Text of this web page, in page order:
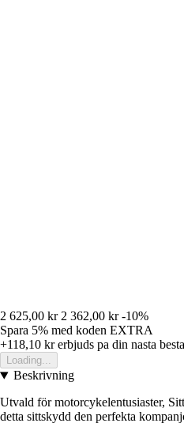
2 625,00 kr 2 362,00 kr -10%
Spara 5% med koden EXTRA
+118,10 krerbjuds pa din nasta
Loading...
Beskrivning
Utvald för motorcykelentusiaster,
detta sittskydd den perfekta